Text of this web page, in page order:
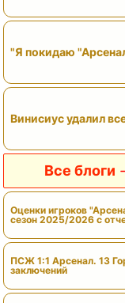
"Я покидаю
Винисиус удалил
Все блоги
Оценки игроков
сезон 2025/2026 с
вердиктами
ПСЖ 1:1 Арсенал. 13
заключений